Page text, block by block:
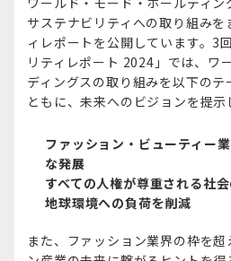
サステナビリティへの取り組み
ィレポートを公開しています。3
リティレポート 2024」では、ワ
ディングスの取り組みを以下の
ともに、未来へのビジョンを提示
ファッション・ビューティー
な発展
すべての人権が尊重される社
地球環境への負荷を削減
また、ファッション業界の枠を